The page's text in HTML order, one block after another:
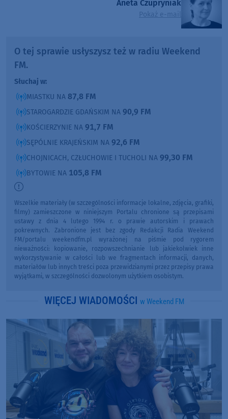
Aneta Czupryniak
Pokaż e-mail
O tej sprawie usłyszysz też w radiu Weekend
FM.
Słuchaj w:
MIASTKU NA 87,8 FM
STAROGARDZIE GDAŃSKIM NA 90,9 FM
KOŚCIERZYNIE NA 91,7 FM
SĘPÓLNIE KRAJEŃSKIM NA 92,6 FM
CHOJNICACH, CZŁUCHOWIE I TUCHOLI NA 99,30 FM
BYTOWIE NA 105,8 FM
Wszelkie materiały (w szczególności informacje lokalne, zdjęcia, grafiki,
filmy) zamieszczone w niniejszym Portalu chronione są przepisami
ustawy z dnia 4 lutego 1994 r. o prawie autorskim i prawach
pokrewnych. Zabronione jest bez zgody Redakcji Radia Weekend
FM/portalu weekendfm.pl wyrażonej na piśmie pod rygorem
nieważności: kopiowanie, rozpowszechnianie lub jakiekolwiek inne
wykorzystywanie w całości lub we fragmentach informacji, danych,
materiałów lub innych treści poza przewidzianymi przez przepisy prawa
wyjątkami, w szczególności dozwolonym użytkiem osobistym.
WIĘCEJ WIADOMOŚCI w Weekend FM